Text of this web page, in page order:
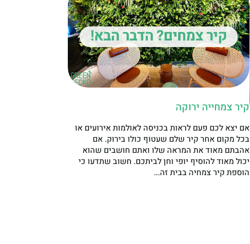
קיר צמחייה ירוקה
אם יצא לכם פעם לראות בכניסה לאולמות אירועים או
בכל מקום אחר קיר שלם שעטוף כולו בירוק. אם
אהבתם מאוד את המראה שלו ואתם חושבים שהוא
יכול מאוד להוסיף יופי וחן לביתכם. חשוב שתדעו כי
הוספת קיר צמחיה בבית זה...